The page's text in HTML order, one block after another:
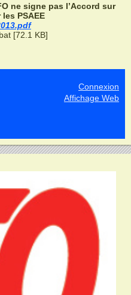
ne signe pas l’Accord sur
PSAEE
[72.1 KB]
Connexion
Affichage Web